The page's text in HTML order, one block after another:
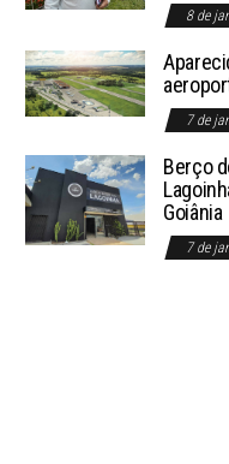
8 de
7 de
Berço
Goiânia
7 de